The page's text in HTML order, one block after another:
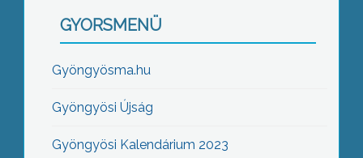
GYORSMENÜ
Gyöngyösma.hu
Gyöngyösi Újság
Gyöngyösi Kalendárium 2023